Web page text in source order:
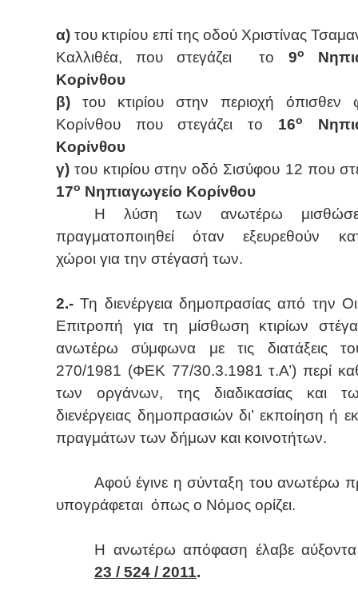
α) του κτιρίου επί της οδού Χριστίνας
Καλλιθέα, που στεγάζει
το 9ο
Κορίνθου
β) του κτιρίου στην περιοχή όπισθεν
Κορίνθου που στεγάζει το 16ο
Κορίνθου
γ)του κτιρίου στην οδό Σισύφου 12 που
17ο Νηπιαγωγείο Κορίνθου
Η λύση των ανωτέρω
πραγματοποιηθεί όταν εξευρεθούν
χώροι για την στέγασή των.
2.- Τη διενέργεια δημοπρασίας από την
Επιτροπή για τη μίσθωση κτιρίων
ανωτέρω σύμφωνα με τις διατάξεις
270/1981 (ΦΕΚ 77/30.3.1981 τ.Α’) περί
των οργάνων, της διαδικασίας και
διενέργειας δημοπρασιών δι’ εκποίηση ή
πραγμάτων των δήμων και κοινοτήτων.
Αφού έγινε η σύνταξη του ανωτέρω
υπογράφεται όπως ο Νόμος ορίζει.
Η ανωτέρω απόφαση έλαβε αύξοντα
23 / 524 / 2011.